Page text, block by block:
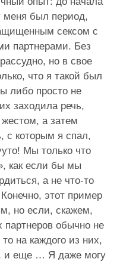
был период,
сексом с
партнерами. Без
но в свое
что я такой был
либо просто не
заходила речь,
а затем
с которым я спал,
Мы только что
как если бы мы
а не что-то
этот пример
но если, скажем,
партнеров обычно не
на каждого из них,
и еще … Я даже могу